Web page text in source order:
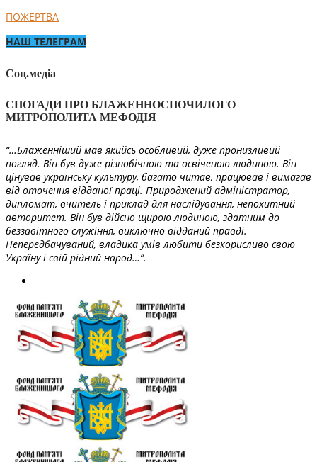
ПОЖЕРТВА
НАШ ТЕЛЕГРАМ
Соц.медіа
СПОГАДИ ПРО БЛАЖЕННОСПОЧИЛОГО
МИТРОПОЛИТА МЕФОДІЯ
“…Блаженніший мав якийсь особливий, дуже пронизливий
погляд. Він був дуже різнобічною та освіченою людиною. Він
цінував українську культуру, багато читав, працював і вимагав
від оточення відданої праці. Природжений адміністратор,
дипломат, вчитель і приклад для наслідування, непохитний
авторитет. Він був дійсно щирою людиною, здатним до
беззавітного служіння, виключно відданий правді.
Непередбачуваний, владика умів любити безкорисливо свою
Україну і свій рідний народ…”.